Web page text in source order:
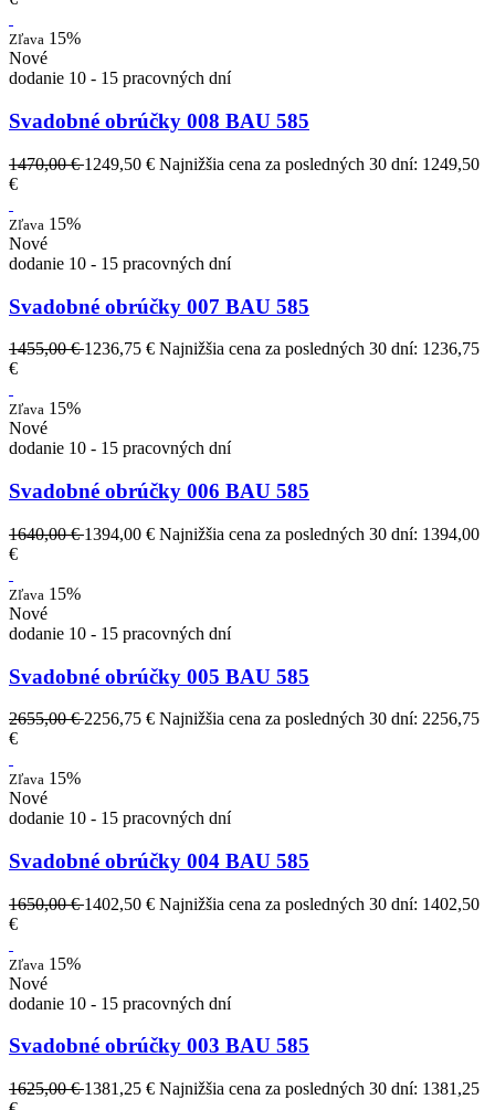
Zľava 15%
Nové
dodanie 10 - 15 pracovných dní
Svadobné obrúčky 008 BAU 585
1470,00 €1249,50 € Najnižšia cena za posledných 30 dní: 1249,50
€
Zľava 15%
Nové
dodanie 10 - 15 pracovných dní
Svadobné obrúčky 007 BAU 585
1455,00 €1236,75 € Najnižšia cena za posledných 30 dní: 1236,75
€
Zľava 15%
Nové
dodanie 10 - 15 pracovných dní
Svadobné obrúčky 006 BAU 585
1640,00 €1394,00 € Najnižšia cena za posledných 30 dní: 1394,00
€
Zľava 15%
Nové
dodanie 10 - 15 pracovných dní
Svadobné obrúčky 005 BAU 585
2655,00 €2256,75 € Najnižšia cena za posledných 30 dní: 2256,75
€
Zľava 15%
Nové
dodanie 10 - 15 pracovných dní
Svadobné obrúčky 004 BAU 585
1650,00 €1402,50 € Najnižšia cena za posledných 30 dní: 1402,50
€
Zľava 15%
Nové
dodanie 10 - 15 pracovných dní
Svadobné obrúčky 003 BAU 585
1625,00 €1381,25 € Najnižšia cena za posledných 30 dní: 1381,25